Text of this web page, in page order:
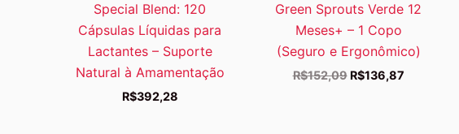
Special Blend: 120
Cápsulas Líquidas para
Lactantes – Suporte
Natural à Amamentação
R$392,28
Green Sprouts Verde 12
Meses+ – 1 Copo
(Seguro e Ergonômico)
R$152,09 O
R$136,87O